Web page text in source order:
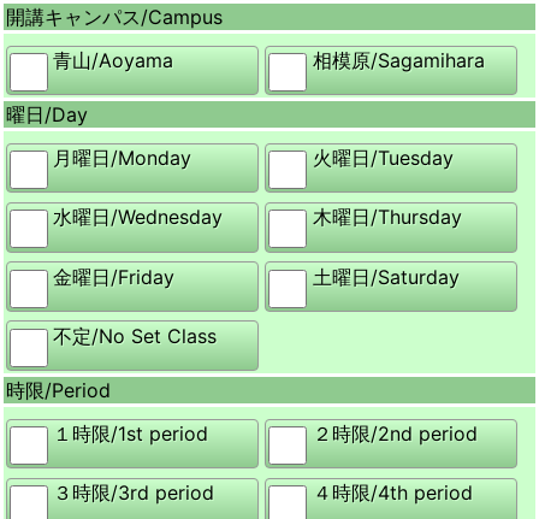
開講キャンパス/Campus
青山/Aoyama 相模原/Sagamihara
曜日/Day
月曜日/Monday 火曜日/Tuesday
水曜日/Wednesday 木曜日/Thursday
金曜日/Friday 土曜日/Saturday
不定/No Set Class
時限/Period
１時限/1st period ２時限/2nd period
３時限/3rd period ４時限/4th period